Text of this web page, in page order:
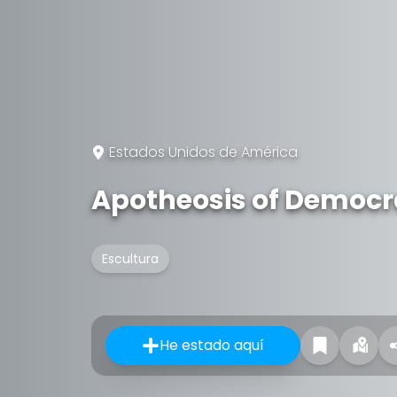
Estados Unidos de América
Apotheosis of
Escultura
He estado aquí